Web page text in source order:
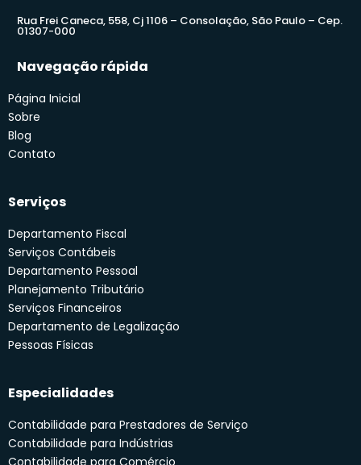
Rua Frei Caneca, 558, Cj 1106 – Consolação, São Paulo – Cep.
01307-000
Navegação rápida
Página Inicial
Sobre
Blog
Contato
Serviços
Departamento Fiscal
Serviços Contábeis
Departamento Pessoal
Planejamento Tributário
Serviços Financeiros
Departamento de Legalização
Pessoas Físicas
Especialidades
Contabilidade para Prestadores de Serviço
Contabilidade para Indústrias